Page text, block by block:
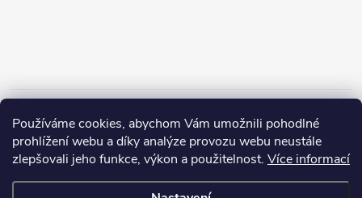
Používáme cookies, abychom Vám umožnili pohodlné
prohlížení webu a díky analýze provozu webu neustále
zlepšovali jeho funkce, výkon a použitelnost. Více informací